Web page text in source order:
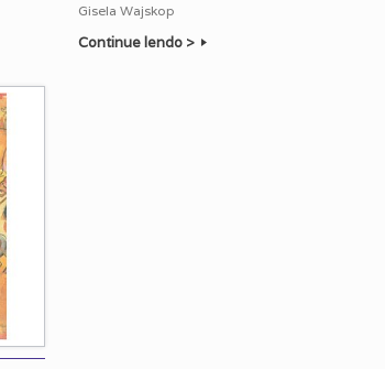
Gisela Wajskop
Continue lendo >